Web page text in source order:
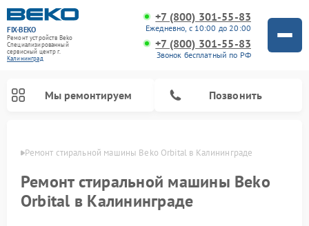
FIX-BEKO
Ремонт устройств Beko
Специализированный
cервисный центр г.
Калининград
+7 (800) 301-55-83
Ежедневно, с 10:00 до 20:00
+7 (800) 301-55-83
Звонок бесплатный по РФ
Мы ремонтируем Позвонить
Ремонт стиральной машины Beko Orbital в Калининграде
Ремонт стиральной машины Beko
Orbital в Калининграде